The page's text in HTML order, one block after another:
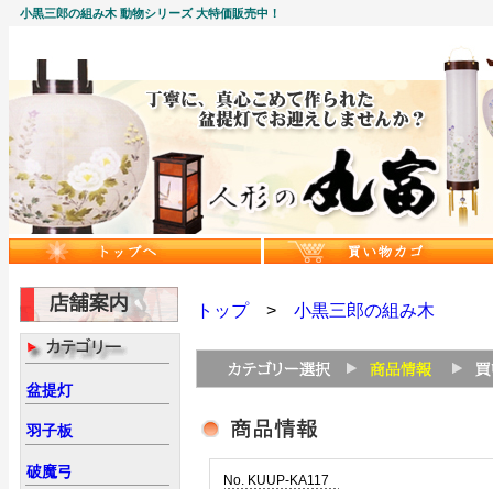
小黒三郎の組み木 動物シリーズ 大特価販売中！
盆提灯
羽子板
破魔弓
トップ> 小黒三郎の組み木
No. KUUP-KA117